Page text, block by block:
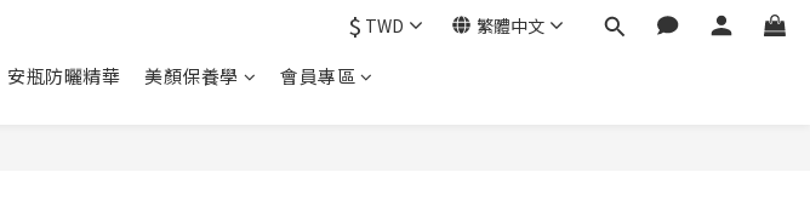
$ TWD 繁體中文
安瓶防曬精華 美顏保養學 會員專區